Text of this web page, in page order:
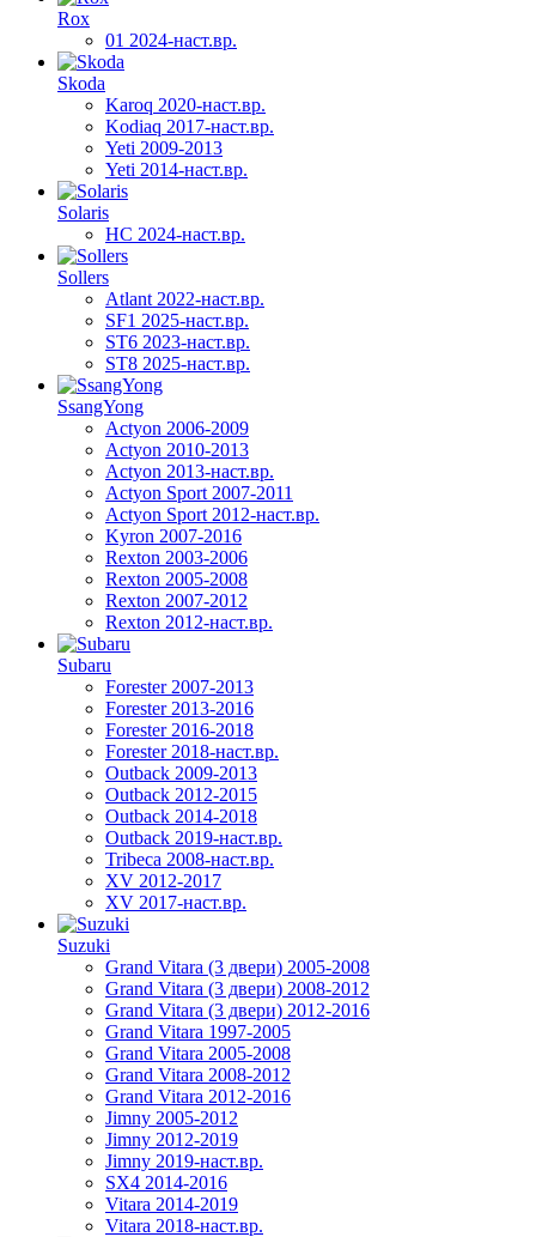
Rox
01 2024-наст.вр.
Skoda
Karoq 2020-наст.вр.
Kodiaq 2017-наст.вр.
Yeti 2009-2013
Yeti 2014-наст.вр.
Solaris
HC 2024-наст.вр.
Sollers
Atlant 2022-наст.вр.
SF1 2025-наст.вр.
ST6 2023-наст.вр.
ST8 2025-наст.вр.
SsangYong
Actyon 2006-2009
Actyon 2010-2013
Actyon 2013-наст.вр.
Actyon Sport 2007-2011
Actyon Sport 2012-наст.вр.
Kyron 2007-2016
Rexton 2003-2006
Rexton 2005-2008
Rexton 2007-2012
Rexton 2012-наст.вр.
Subaru
Forester 2007-2013
Forester 2013-2016
Forester 2016-2018
Forester 2018-наст.вр.
Outback 2009-2013
Outback 2012-2015
Outback 2014-2018
Outback 2019-наст.вр.
Tribeca 2008-наст.вр.
XV 2012-2017
XV 2017-наст.вр.
Suzuki
Grand Vitara (3 двери) 2005-2008
Grand Vitara (3 двери) 2008-2012
Grand Vitara (3 двери) 2012-2016
Grand Vitara 1997-2005
Grand Vitara 2005-2008
Grand Vitara 2008-2012
Grand Vitara 2012-2016
Jimny 2005-2012
Jimny 2012-2019
Jimny 2019-наст.вр.
SX4 2014-2016
Vitara 2014-2019
Vitara 2018-наст.вр.